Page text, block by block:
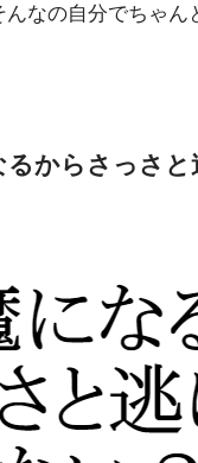
なの自分でちゃん
るからさっさと